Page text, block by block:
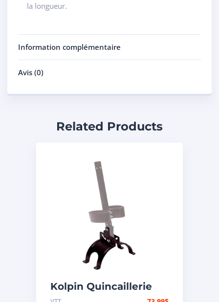
la longueur.
Information complémentaire
Avis (0)
Related Products
Kolpin Quincaillerie
pour support d’étui à